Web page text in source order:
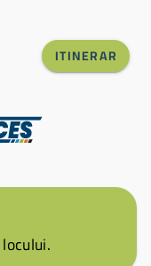
ITINERAR